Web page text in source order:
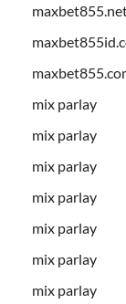
mix parlay
mix parlay
mix parlay
mix parlay
mix parlay
mix parlay
mix parlay